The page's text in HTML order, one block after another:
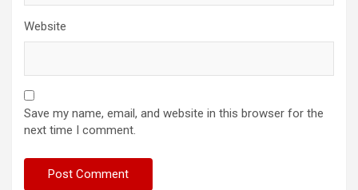
Website
Save my name, email, and website in this browser for the
next time I comment.